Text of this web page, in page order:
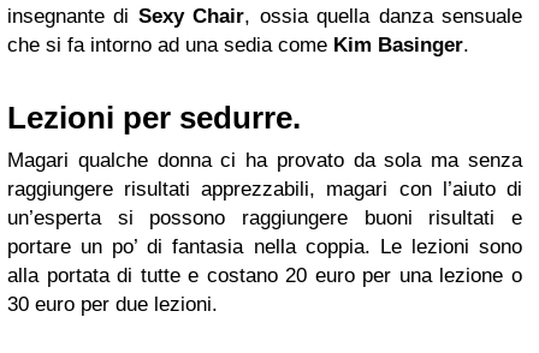
insegnante di Sexy Chair, ossia quella danza sensuale
che si fa intorno ad una sedia come Kim Basinger.
Lezioni per sedurre.
Magari qualche donna ci ha provato da sola ma senza
raggiungere risultati apprezzabili, magari con l’aiuto di
un’esperta si possono raggiungere buoni risultati e
portare un po’ di fantasia nella coppia. Le lezioni sono
alla portata di tutte e costano 20 euro per una lezione o
30 euro per due lezioni.